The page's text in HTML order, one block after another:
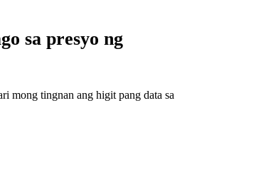
sa presyo ng
mong tingnan ang higit pang data sa